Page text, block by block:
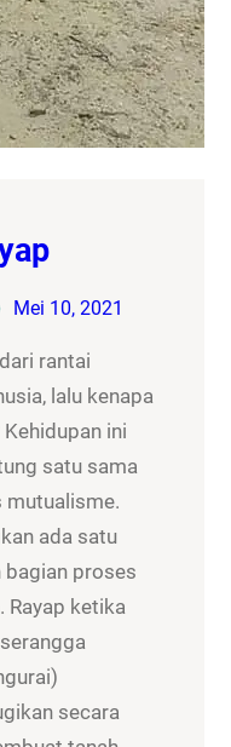
Mei 10, 2021
rantai
lalu kenapa
ini
satu sama
mutualisme.
ada satu
bagian proses
Rayap ketika
secara